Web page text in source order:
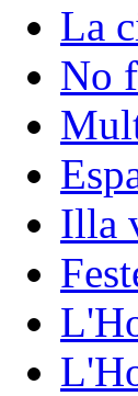
La
No
Illa